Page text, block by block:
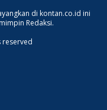
di kontan.co.id ini
Redaksi.
reserved